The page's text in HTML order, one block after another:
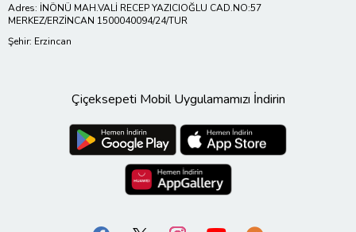
Adres: İNÖNÜ MAH.VALİ RECEP YAZICIOĞLU CAD.NO:57
MERKEZ/ERZİNCAN 1500040094/24/TUR
Şehir: Erzincan
Çiçeksepeti Mobil Uygulamamızı İndirin